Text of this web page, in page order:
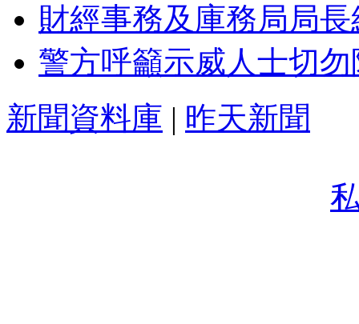
財經事務及庫務局局
警方呼籲示威人士切
新聞資料庫 | 昨天新聞